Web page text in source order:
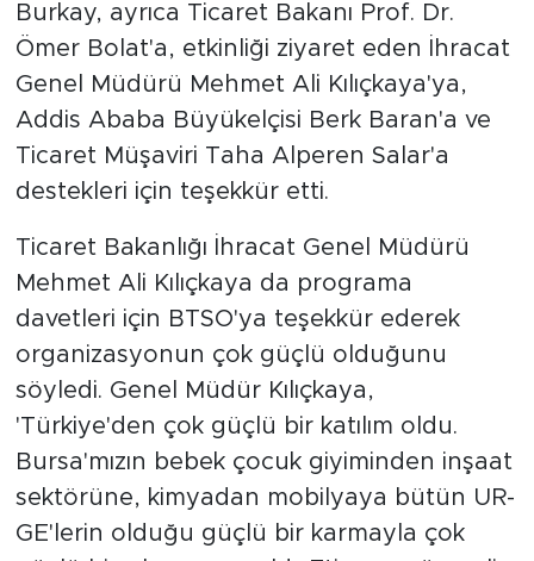
Burkay, ayrıca Ticaret Bakanı Prof. Dr.
Ömer Bolat'a, etkinliği ziyaret eden İhracat
Genel Müdürü Mehmet Ali Kılıçkaya'ya,
Addis Ababa Büyükelçisi Berk Baran'a ve
Ticaret Müşaviri Taha Alperen Salar'a
destekleri için teşekkür etti.
Ticaret Bakanlığı İhracat Genel Müdürü
Mehmet Ali Kılıçkaya da programa
davetleri için BTSO'ya teşekkür ederek
organizasyonun çok güçlü olduğunu
söyledi. Genel Müdür Kılıçkaya,
'Türkiye'den çok güçlü bir katılım oldu.
Bursa'mızın bebek çocuk giyiminden inşaat
sektörüne, kimyadan mobilyaya bütün UR-
GE'lerin olduğu güçlü bir karmayla çok